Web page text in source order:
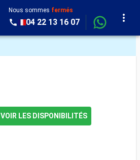
Nous sommes fermés
04 22 13 16 07
VOIR LES DISPONIBILITÉS